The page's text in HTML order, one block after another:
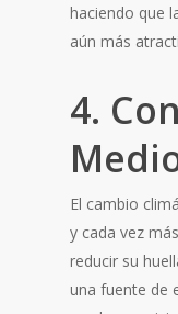
haciendo que
aún más
4.
El cambio
y cada vez
reducir su
una fuente de